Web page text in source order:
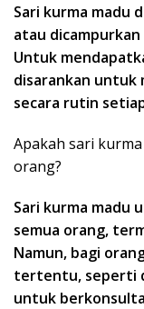
Sari kurma madu
atau dicampurkan
Untuk
disarankan untuk
secara rutin
Apakah sari
orang?
Sari kurma madu
semua orang,
Namun, bagi
tertentu, seperti
untuk